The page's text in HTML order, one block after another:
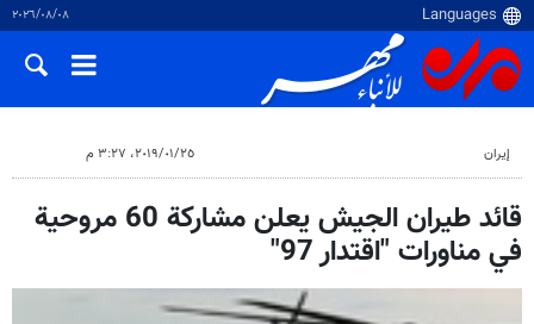
٠٨‏/٠٨‏/٢٠٢٦
إيران ٢٥‏/٠١‏/٢٠١٩، ٣:٢٧ م
قائد طيران الجيش يعلن مشاركة 60 مروحية
في مناورات "اقتدار 97"